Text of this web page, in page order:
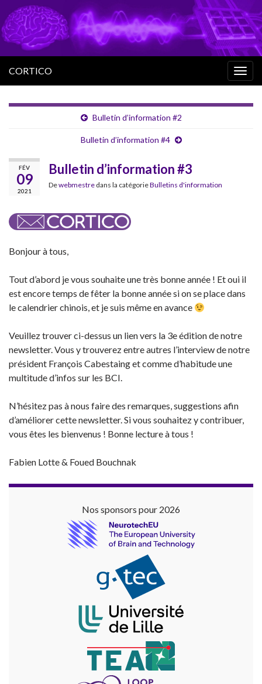
CORTICO
Bulletin d’information #2
Bulletin d’information #4
FÉV
09
2021
Bulletin d’information #3
Dewebmestre dans la catégorieBulletins d'information
Bonjour à tous,
Tout d’abord je vous souhaite une très bonne année ! Et oui il
est encore temps de fêter la bonne année si on se place dans
le calendrier chinois, et je suis même en avance
Veuillez trouver ci-dessus un lien vers la 3e édition de notre
newsletter. Vous y trouverez entre autres l’interview de notre
président François Cabestaing et comme d’habitude une
multitude d’infos sur les BCI.
N’hésitez pas à nous faire des remarques, suggestions afin
d’améliorer cette newsletter. Si vous souhaitez y contribuer,
vous êtes les bienvenus ! Bonne lecture à tous !
Fabien Lotte & Foued Bouchnak
Nos sponsors pour 2026